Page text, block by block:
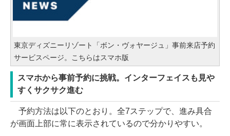
東京ディズニーリゾート「ボン・ヴォヤージュ」事前来店予約
サービスページ。こちらはスマホ版
スマホから事前予約に挑戦。インターフェイスも見や
すくサクサク進む
予約方法は以下のとおり。全7ステップで、進み具合
が画面上部に常に表示されているので分かりやすい。